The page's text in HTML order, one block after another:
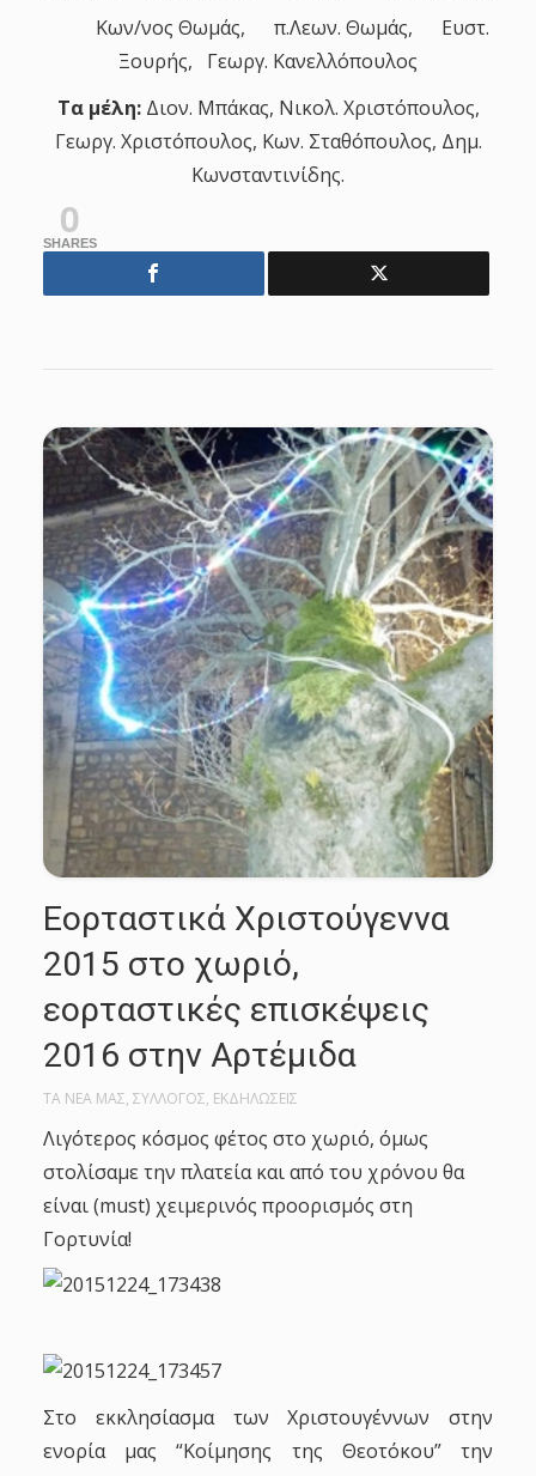
Κων/νος Θωμάς, π.Λεων. Θωμάς, Ευστ.
Ξουρής, Γεωργ. Κανελλόπουλος
Τα μέλη:Διον. Μπάκας, Νικολ. Χριστόπουλος,
Γεωργ. Χριστόπουλος, Κων. Σταθόπουλος, Δημ.
Κωνσταντινίδης.
0
SHARES
Εορταστικά Χριστούγεννα
2015 στο χωριό,
εορταστικές επισκέψεις
2016 στην Αρτέμιδα
ΤΑ ΝΕΑ ΜΑΣ, ΣΥΛΛΟΓΟΣ, ΕΚΔΗΛΩΣΕΙΣ
Λιγότερος κόσμος φέτος στο χωριό, όμως
στολίσαμε την πλατεία και από του χρόνου θα
είναι (must) χειμερινός προορισμός στη
Γορτυνία!
Στο εκκλησίασμα των Χριστουγέννων στην
ενορία μας “Κοίμησης της Θεοτόκου” την